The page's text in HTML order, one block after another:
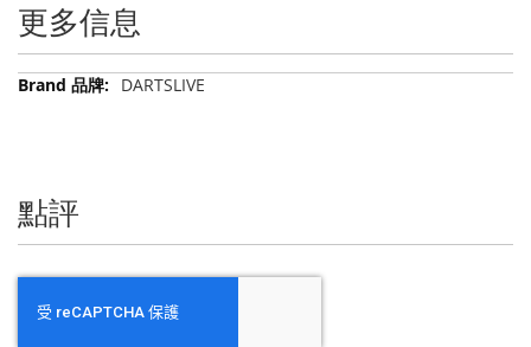
更多信息
更
DARTSLIVE
點評